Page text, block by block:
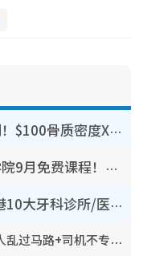
港大推赛马会强化骨骼计划！$100骨质密度X光检查 完成免费运动训练送超市礼券！附参加资格
长者优惠｜都会大学长者学院9月免费课程！多媒体/微电影创作/网络安全 附报名方法教学
洗牙平靓正推荐2026：全港10大牙科诊所/医院懒人包，夜诊至8点/镇静洁牙/医疗券适用
警方即日起全港大执法！抓行人乱过马路+司机不专注驾驶！乱过马路罚$2000